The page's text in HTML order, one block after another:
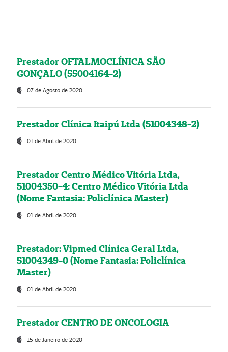
Prestador OFTALMOCLÍNICA SÃO
GONÇALO (55004164-2)
07 de Agosto de 2020
Prestador Clínica Itaipú Ltda (51004348-2)
01 de Abril de 2020
Prestador Centro Médico Vitória Ltda,
51004350-4: Centro Médico Vitória Ltda
(Nome Fantasia: Policlínica Master)
01 de Abril de 2020
Prestador: Vipmed Clínica Geral Ltda,
51004349-0 (Nome Fantasia: Policlínica
Master)
01 de Abril de 2020
Prestador CENTRO DE ONCOLOGIA
15 de Janeiro de 2020